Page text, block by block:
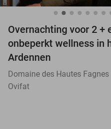
Overnachting voor 2 +
onbeperkt wellness in
Ardennen
Domaine des Hautes Fagnes
Ovifat